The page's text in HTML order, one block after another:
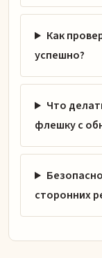
Как
успешно?
Что
флешку с
сторонних